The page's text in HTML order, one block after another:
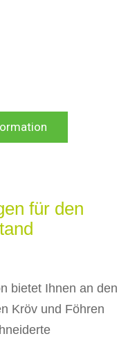
für den
bietet Ihnen an den
Kröv und Föhren